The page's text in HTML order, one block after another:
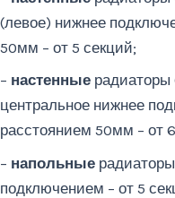
(левое) нижнее
50мм – от 5 секций;
– настенные радиаторы
центральное нижнее
расстоянием 50мм – от
– напольные
подключением – от 5